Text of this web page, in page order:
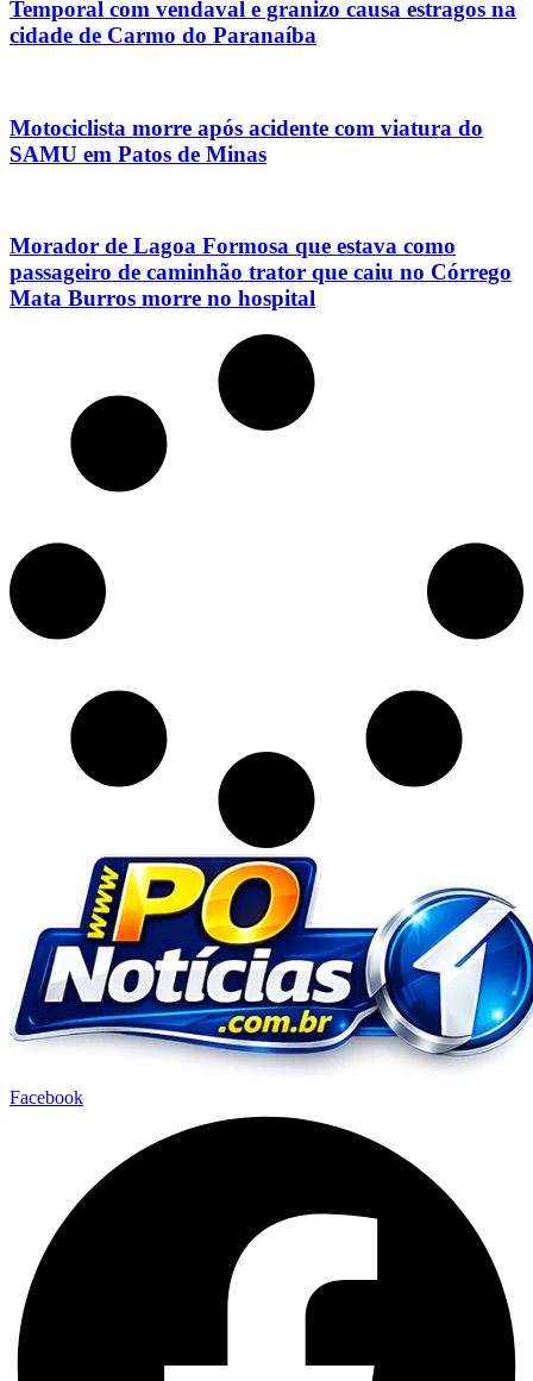
Temporal com vendaval e granizo causa estragos na
cidade de Carmo do Paranaíba
Motociclista morre após acidente com viatura do
SAMU em Patos de Minas
Morador de Lagoa Formosa que estava como
passageiro de caminhão trator que caiu no Córrego
Mata Burros morre no hospital
Facebook